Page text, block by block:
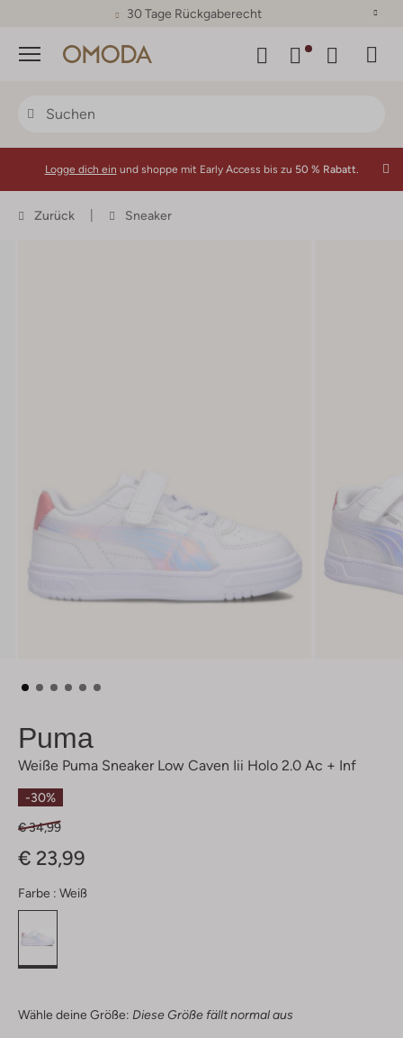
30 Tage Rückgaberecht
Menü
Logge dich ein und shoppe mit Early Access bis zu 50 % Rabatt.
Zurück Sneaker
Puma
Weiße Puma Sneaker Low Caven Iii Holo 2.0 Ac + Inf
-30%
€ 34,99
€ 23,99
Farbe : Weiß
Wähle deine Größe: Diese Größe fällt normal aus